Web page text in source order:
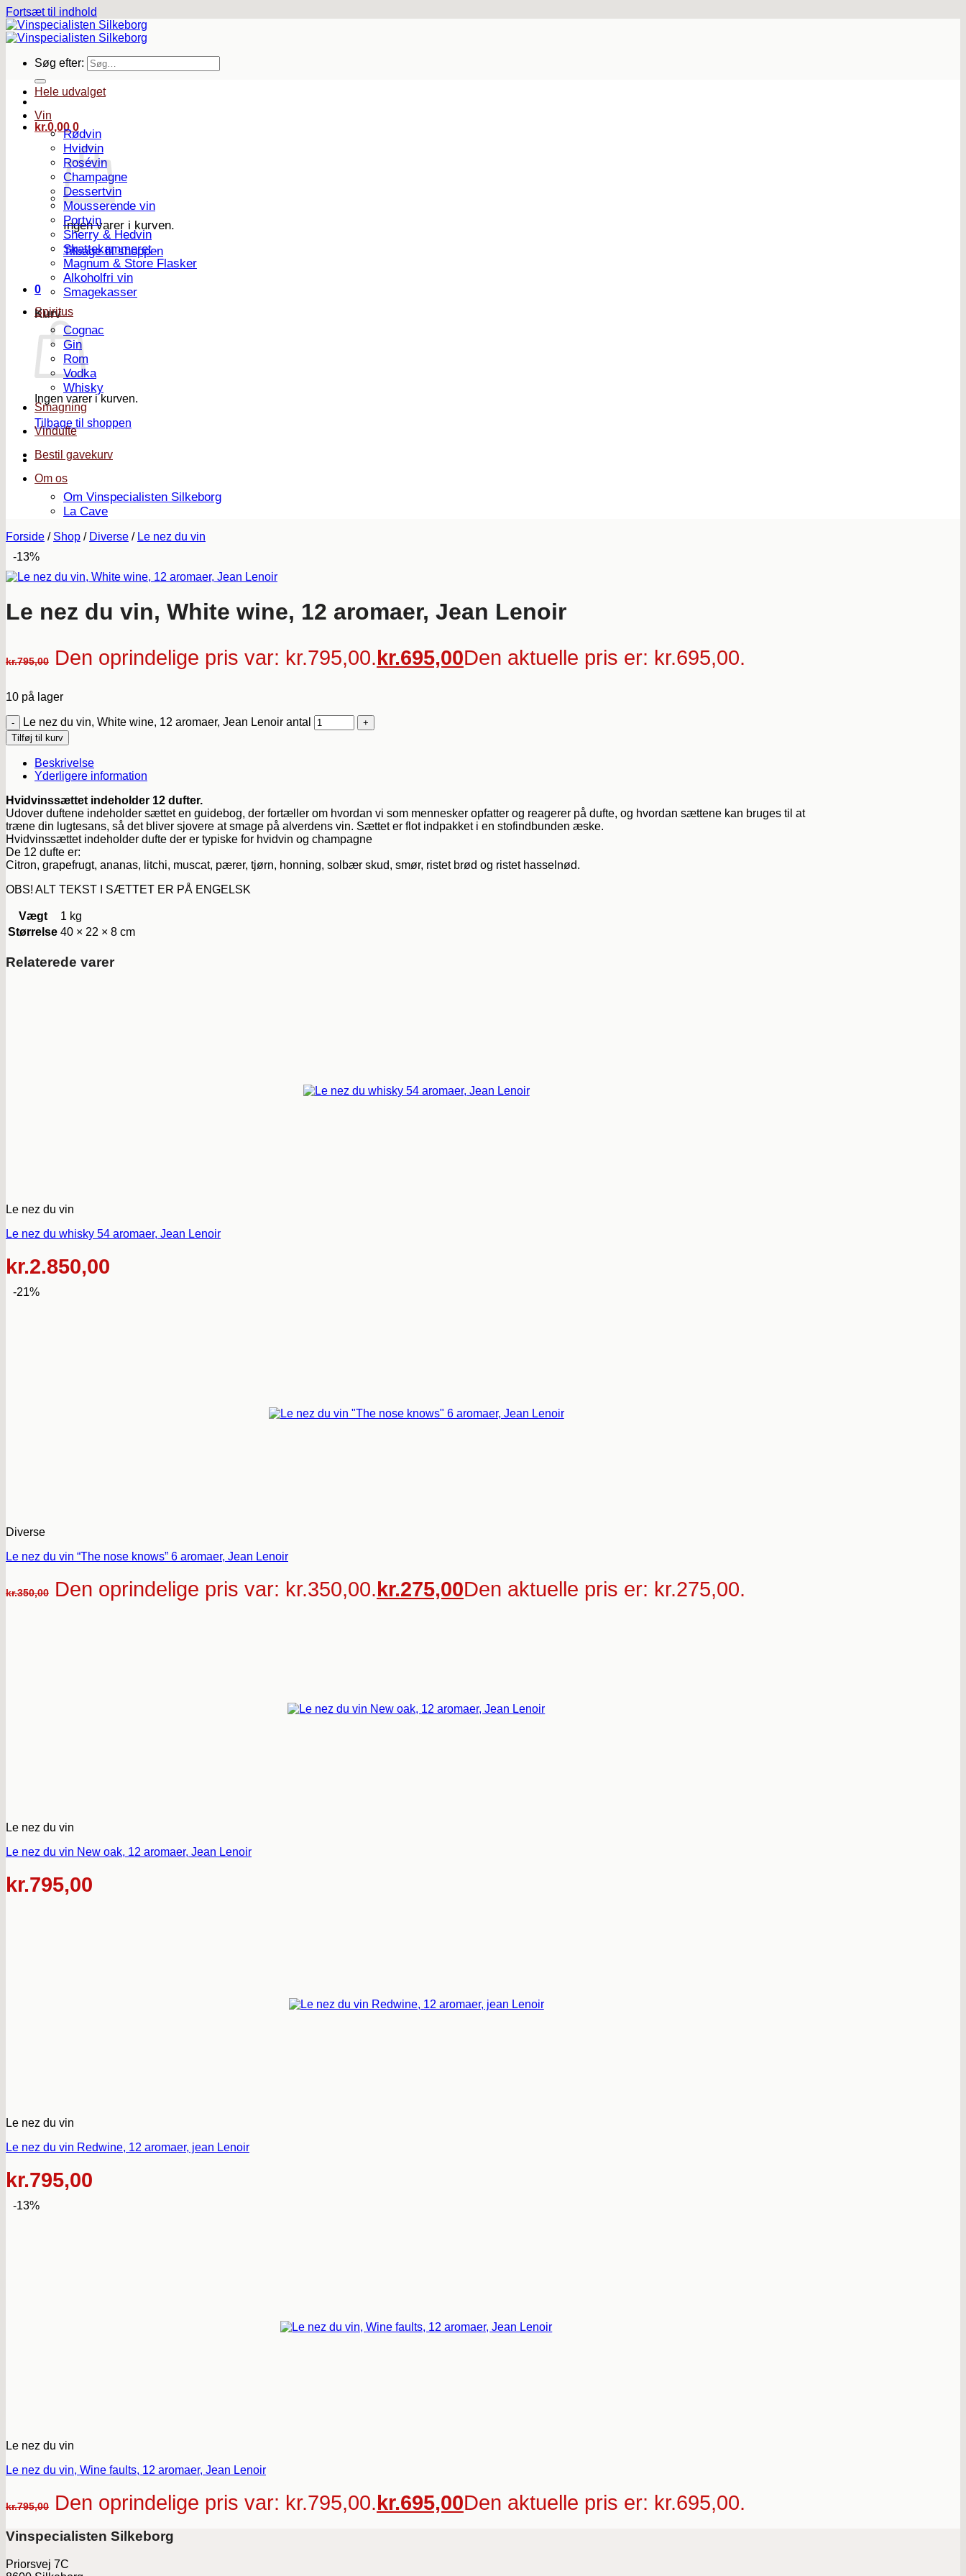
Fortsæt til indhold
Søg efter:
kr.0,00 0
Ingen varer i kurven.
Tilbage til shoppen
0
Kurv
Ingen varer i kurven.
Tilbage til shoppen
Hele udvalget
Vin
Rødvin
Hvidvin
Rosévin
Champagne
Dessertvin
Mousserende vin
Portvin
Sherry & Hedvin
Skattekammeret
Magnum & Store Flasker
Alkoholfri vin
Smagekasser
Spiritus
Cognac
Gin
Rom
Vodka
Whisky
Smagning
Vindufte
Bestil gavekurv
Om os
Om Vinspecialisten Silkeborg
La Cave
Forside / Shop / Diverse / Le nez du vin
-13%
Le nez du vin, White wine, 12 aromaer, Jean Lenoir
kr.795,00 Den oprindelige pris var: kr.795,00. kr.695,00Den aktuelle pris er: kr.695,00.
10 på lager
Le nez du vin, White wine, 12 aromaer, Jean Lenoir antal
Tilføj til kurv
Beskrivelse
Yderligere information
Hvidvinssættet indeholder 12 dufter.
Udover duftene indeholder sættet en guidebog, der fortæller om hvordan vi som mennesker opfatter og reagerer på dufte, og hvordan sættene kan bruges til at
træne din lugtesans, så det bliver sjovere at smage på alverdens vin. Sættet er flot indpakket i en stofindbunden æske.
Hvidvinssættet indeholder dufte der er typiske for hvidvin og champagne
De 12 dufte er:
Citron, grapefrugt, ananas, litchi, muscat, pærer, tjørn, honning, solbær skud, smør, ristet brød og ristet hasselnød.
OBS! ALT TEKST I SÆTTET ER PÅ ENGELSK
Vægt
1 kg
Størrelse 40 × 22 × 8 cm
Relaterede varer
Le nez du vin
Le nez du whisky 54 aromaer, Jean Lenoir
kr.2.850,00
-21%
Diverse
Le nez du vin “The nose knows” 6 aromaer, Jean Lenoir
kr.350,00 Den oprindelige pris var: kr.350,00. kr.275,00Den aktuelle pris er: kr.275,00.
Le nez du vin
Le nez du vin New oak, 12 aromaer, Jean Lenoir
kr.795,00
Le nez du vin
Le nez du vin Redwine, 12 aromaer, jean Lenoir
kr.795,00
-13%
Le nez du vin
Le nez du vin, Wine faults, 12 aromaer, Jean Lenoir
kr.795,00 Den oprindelige pris var: kr.795,00. kr.695,00Den aktuelle pris er: kr.695,00.
Vinspecialisten Silkeborg
Priorsvej 7C